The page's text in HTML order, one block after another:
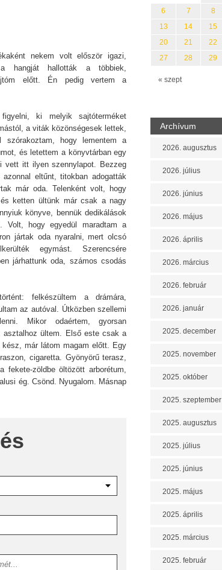
nekem volt először igazi,
hangját hallották a többiek,
előtt. Én pedig vertem a
ki melyik sajtóterméket
a viták közönségesek lettek,
hogy lementem a
és letettem a könyvtárban egy
vett itt ilyen szennylapot. Bezzeg
eltűnt, titokban adogatták
már oda. Telenként volt, hogy
ketten ültünk már csak a nagy
könyve, bennük dedikálások
Volt, hogy egyedül maradtam a
jártak oda nyaralni, mert olcsó
egymást. Szerencsére
járhattunk oda, számos csodás
felkészültem a drámára,
az autóval. Útközben szellemi
Mikor odaértem, gyorsan
asztalhoz ültem. Első este csak a
már látom magam előtt. Egy
cigaretta. Gyönyörű terasz,
fekete-​zöldbe öltözött arborétum,
ég. Csönd. Nyugalom. Másnap
« szept
6
7 8
13
14 15
20
21 22
27
28 29
Archívum
2026. augusztus
2026. július
2026. június
2026. május
2026. április
2026. március
2026. február
2026. január
2025. december
2025. november
2025. október
2025. szeptember
2025. augusztus
2025. július
2025. június
2025. május
2025. április
2025. március
2025. február